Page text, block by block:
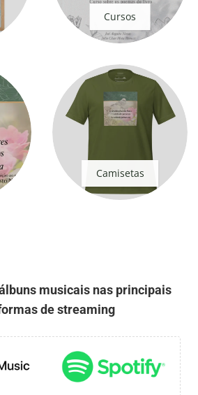
Cursos
Camisetas
musicais nas principais
de streaming